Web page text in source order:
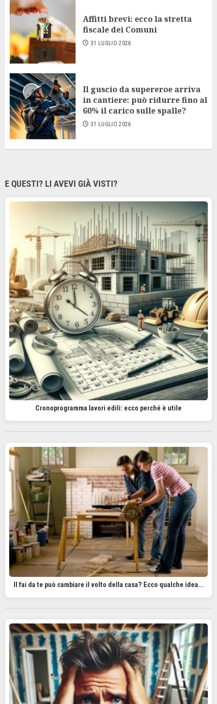
Affitti brevi: ecco la stretta
fiscale dei Comuni
31 LUGLIO 2026
Il guscio da supereroe arriva
in cantiere: può ridurre fino al
60% il carico sulle spalle?
31 LUGLIO 2026
E QUESTI? LI AVEVI GIÀ VISTI?
Cronoprogramma lavori edili: ecco perché è utile
Il fai da te può cambiare il volto della casa? Ecco qualche idea...